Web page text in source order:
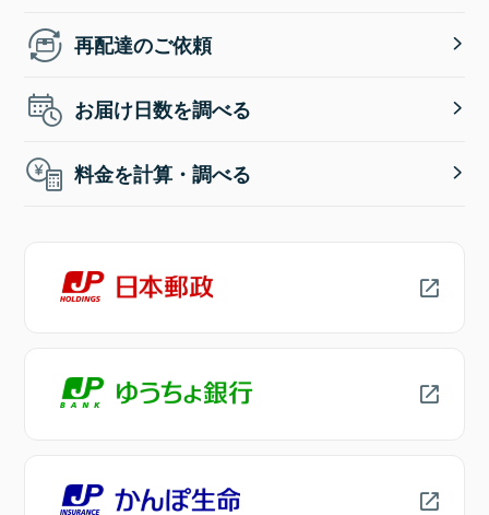
再配達のご依頼
お届け日数を調べる
料金を計算・調べる